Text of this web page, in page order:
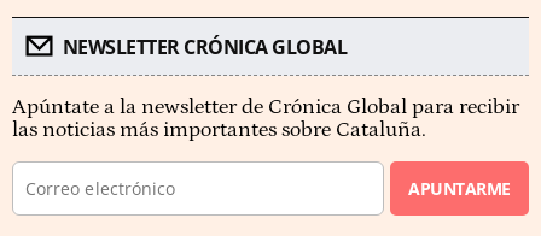
NEWSLETTER CRÓNICA GLOBAL
Apúntate a la newsletter de Crónica Global para recibir
las noticias más importantes sobre Cataluña.
APUNTARME